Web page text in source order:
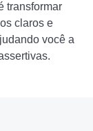
transformar
claros e
você a